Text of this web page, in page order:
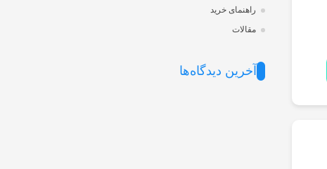
راهنمای خرید
مقالات
آخرین دیدگاه‌ها